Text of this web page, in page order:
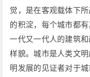
觉，是在客观载体下
的积淀，每个城市都
一代又一代人的建筑
样貌。城市是人类文
明发展的见证者对于